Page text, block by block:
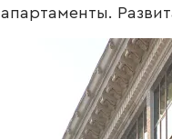
апартаменты.